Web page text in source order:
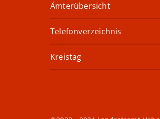
Ämterübersicht
Telefonverzeichnis
Kreistag